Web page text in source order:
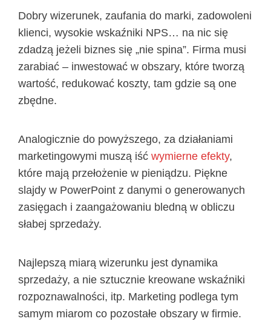
Dobry wizerunek, zaufania do marki, zadowoleni
klienci, wysokie wskaźniki NPS… na nic się
zdadzą jeżeli biznes się „nie spina”. Firma musi
zarabiać – inwestować w obszary, które tworzą
wartość, redukować koszty, tam gdzie są one
zbędne.
Analogicznie do powyższego, za działaniami
marketingowymi muszą iść wymierne efekty,
które mają przełożenie w pieniądzu. Piękne
slajdy w PowerPoint z danymi o generowanych
zasięgach i zaangażowaniu bledną w obliczu
słabej sprzedaży.
Najlepszą miarą wizerunku jest dynamika
sprzedaży, a nie sztucznie kreowane wskaźniki
rozpoznawalności, itp. Marketing podlega tym
samym miarom co pozostałe obszary w firmie.